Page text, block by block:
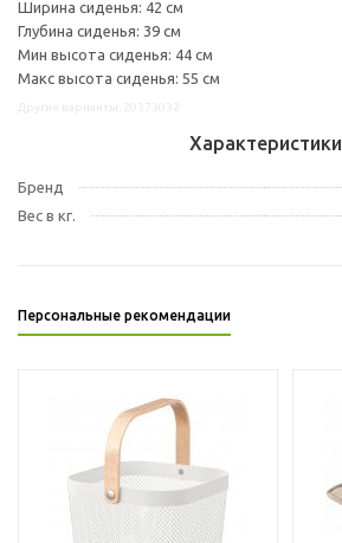
Ширина сиденья: 42 см
Глубина сиденья: 39 см
Мин высота сиденья: 44 см
Макс высота сиденья: 55 см
Характеристики
Бренд
Вес в кг.
Персональные рекомендации